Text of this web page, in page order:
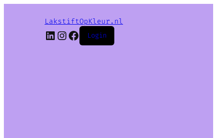
LakstiftOpKleur.nl
LinkedIn
Instagram
Facebook
Login